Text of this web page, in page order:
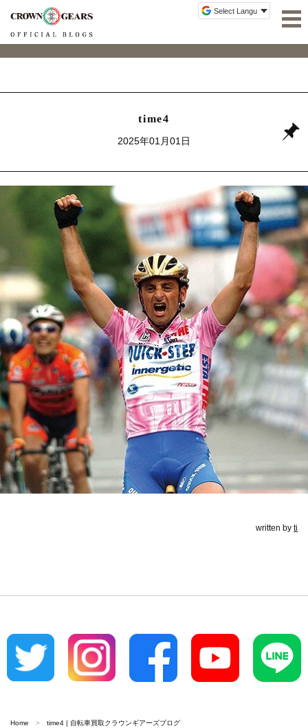
time4
2025年01月01日
written by ti
Home time4 | 自転車買取クラウンギアーズブログ